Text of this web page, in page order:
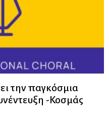
την παγκόσμια
-Κοσμάς